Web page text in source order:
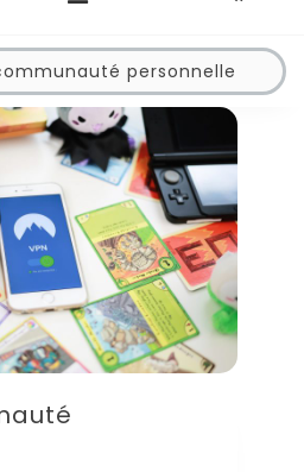
personnelle